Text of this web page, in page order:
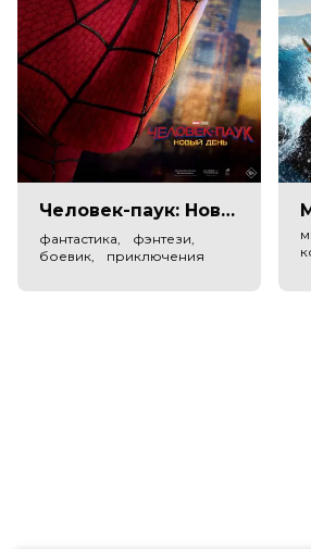
Жанр
комедия
Длительность
1 ч 30 мин
В прокате
с 25 августа до 7
Пушкинская картаМожно оплатить
Человек-паук: Новый день (в рамках Киноклуба) (12+)
фантастика, фэнтези,
боевик, приключения